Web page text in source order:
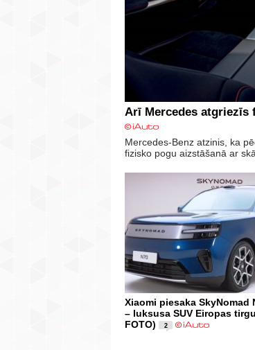
Arī Mercedes atgriezīs
Mercedes-Benz atzinis, ka
fizisko pogu aizstāšanā ar
Xiaomi piesaka SkyNomad
– luksusa SUV Eiropas
FOTO)
2